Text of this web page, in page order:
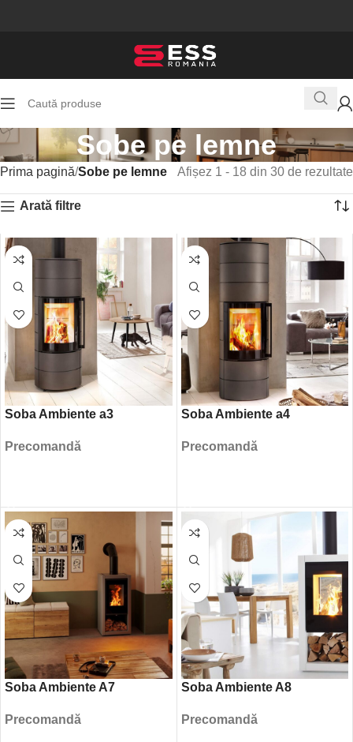
Sobe pe lemne
Prima pagină Sobe pe lemne Afișez 1 - 18 din 30 de rezultate
Arată filtre
Soba Ambiente a3
Precomandă
Soba Ambiente a4
Precomandă
Soba Ambiente A7
Precomandă
Soba Ambiente A8
Precomandă